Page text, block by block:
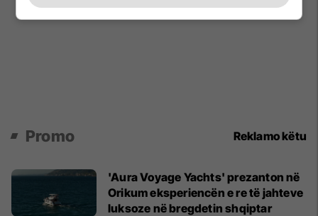
Promo Reklamo këtu
'Aura Voyage Yachts' prezanton në
Orikum eksperiencën e re të jahteve
luksoze në bregdetin shqiptar